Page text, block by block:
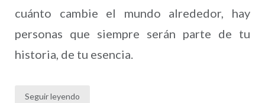
cuánto cambie el mundo alrededor, hay
personas que siempre serán parte de tu
historia, de tu esencia.
Seguir leyendo